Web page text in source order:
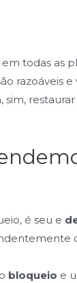
todas as
razoáveis e
é seu e
bloqueio e